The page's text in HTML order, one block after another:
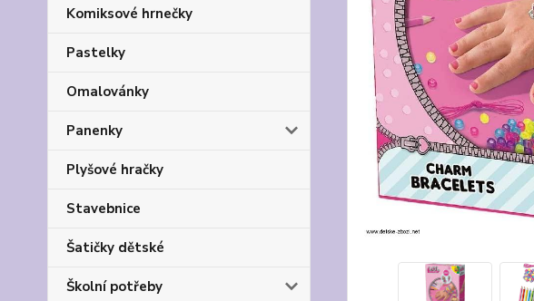
Komiksové hrnečky
Pastelky
Omalovánky
Panenky
Plyšové hračky
Stavebnice
Šatičky dětské
Školní potřeby